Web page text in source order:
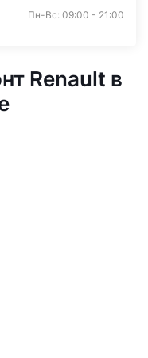
Пн-Вс: 09:00 - 21:00
Renault в